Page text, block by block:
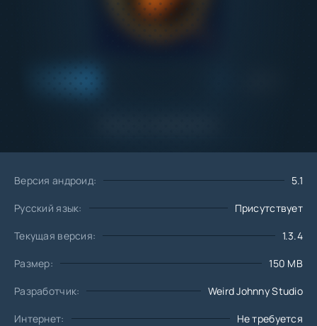
Версия андроид: 5.1
Русский язык: Присутствует
Текущая версия: 1.3.4
Размер: 150 MB
Разработчик: Weird Johnny Studio
Интернет: Не требуется